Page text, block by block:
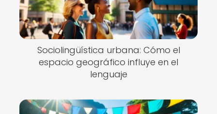
Sociolingüística urbana: Cómo el
espacio geográfico influye en el
lenguaje